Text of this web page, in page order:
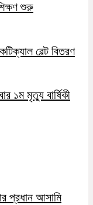
শুরু
বেল্ট বিতরণ
১ম মৃত্যু বার্ষিকী
প্রধান আসামি